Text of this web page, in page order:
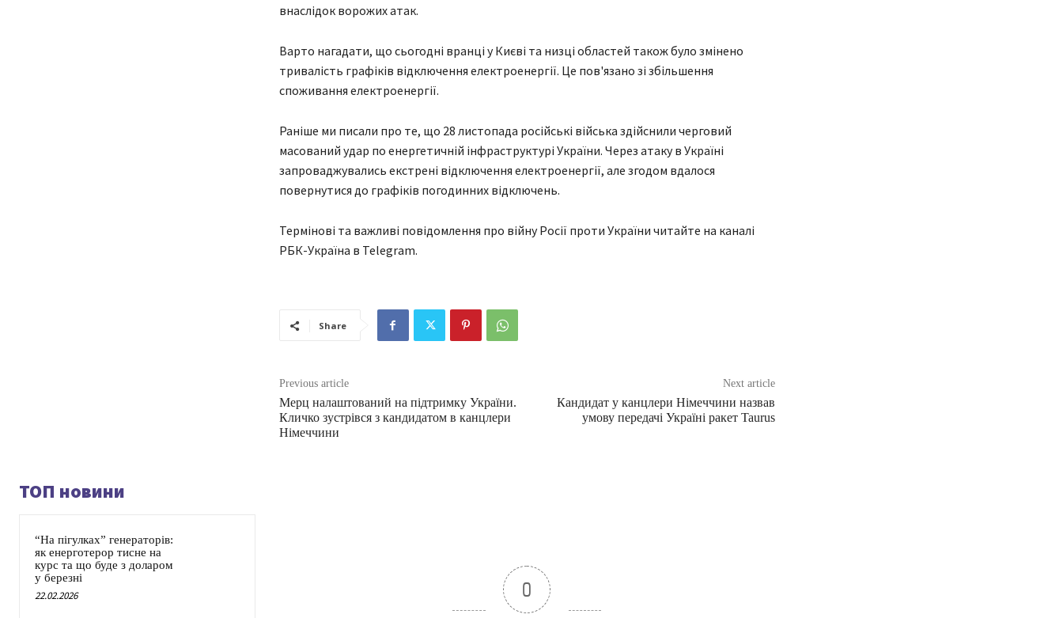
внаслідок ворожих атак.
Варто нагадати, що сьогодні вранці у Києві та низці областей також було змінено
тривалість графіків відключення електроенергії. Це пов'язано зі збільшення
споживання електроенергії.
Раніше ми писали про те, що 28 листопада російські війська здійснили черговий
масований удар по енергетичній інфраструктурі України. Через атаку в Україні
запроваджувались екстрені відключення електроенергії, але згодом вдалося
повернутися до графіків погодинних відключень.
Термінові та важливі повідомлення про війну Росії проти України читайте на каналі
РБК-Україна в Telegram.
Share
Previous article
Мерц налаштований на підтримку України.
Кличко зустрівся з кандидатом в канцлери
Німеччини
Next article
Кандидат у канцлери Німеччини назвав
умову передачі Україні ракет Taurus
ТОП новини
“На пігулках” генераторів:
як енерготерор тисне на
курс та що буде з доларом
у березні
22.02.2026 0